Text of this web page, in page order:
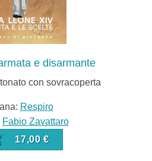
e disarmante
con sovracoperta
Respiro
Fabio Zavattaro
17,00 €